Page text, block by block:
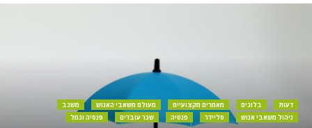
דעות בלוגים מאמרים מקצועיים מעולם משאבי האנוש
משגב
ניהול משאבי אנוש
סליידר פנסיה שכר עובדים פנסיה וגמל